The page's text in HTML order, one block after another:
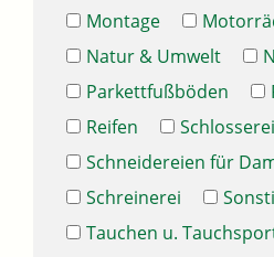
Montage
Natur & Umwelt
Parkettfußböden
Reifen
Schneidereien für
Schreinerei
Tauchen u.